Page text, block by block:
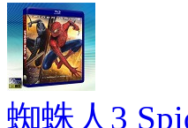
蜘蛛人3